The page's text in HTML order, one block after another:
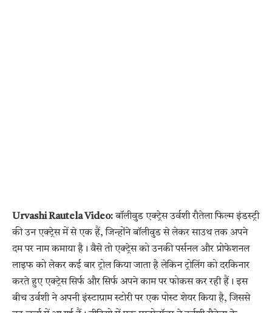
Urvashi Rautela Video:बॉलीवुड एक्ट्रेस उर्वशी रौतेला फिल्म इंडस्ट्री
की उन एक्ट्रेस में से एक हैं, जिन्होंने बॉलीवुड से लेकर साउथ तक अपने
दम पर नाम कमाया है। वैसे तो एक्ट्रेस को उनकी पर्सनल और प्रोफेशनल
लाइफ को लेकर कई बार ट्रोल किया जाता है लेकिन ट्रोलिंग को दरकिनार
करते हुए एक्ट्रेस सिर्फ और सिर्फ अपने काम पर फोकस कर रही हैं। इस
बीच उर्वशी ने अपनी इंस्टाग्राम स्टोरी पर एक पोस्ट शेयर किया है, जिससे